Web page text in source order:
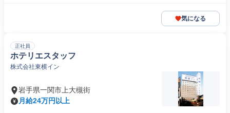
気になる
正社員
ホテリエスタッフ
株式会社東横イン
岩手県一関市上大槻街
月給24万円以上